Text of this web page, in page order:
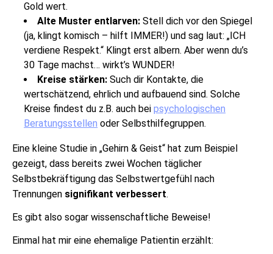
Gold wert.
Alte Muster entlarven: Stell dich vor den Spiegel
(ja, klingt komisch – hilft IMMER!) und sag laut: „ICH
verdiene Respekt.“ Klingt erst albern. Aber wenn du’s
30 Tage machst… wirkt’s WUNDER!
Kreise stärken: Such dir Kontakte, die
wertschätzend, ehrlich und aufbauend sind. Solche
Kreise findest du z.B. auch beipsychologischen
Beratungsstellen oder Selbsthilfegruppen.
Eine kleine Studie in „Gehirn & Geist“ hat zum Beispiel
gezeigt, dass bereits zwei Wochen täglicher
Selbstbekräftigung das Selbstwertgefühl nach
Trennungen signifikant verbessert.
Es gibt also sogar wissenschaftliche Beweise!
Einmal hat mir eine ehemalige Patientin erzählt: